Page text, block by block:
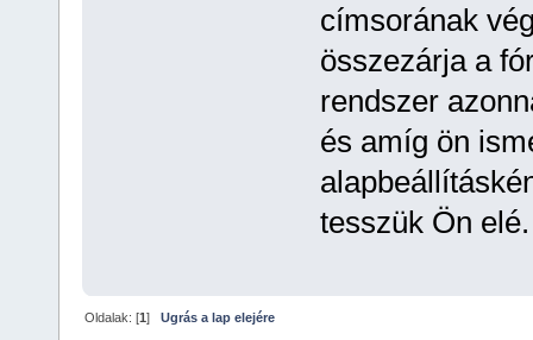
címsorának
összezárja a
rendszer
és amíg ön
tesszük Ön
Oldalak: [1]Ugrás a lap elejére